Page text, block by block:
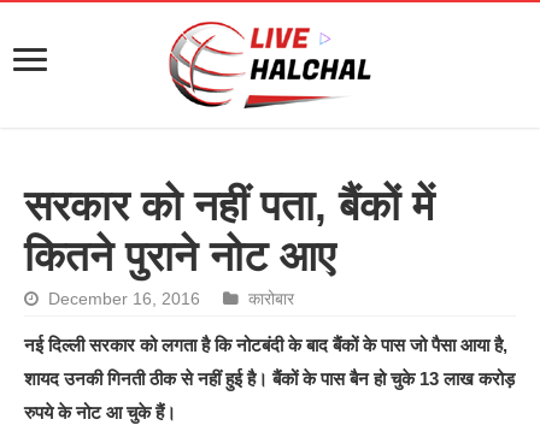
सरकार को नहीं पता, बैंकों में
कितने पुराने नोट आए
December 16, 2016 कारोबार
नई दिल्ली सरकार को लगता है कि नोटबंदी के बाद बैंकों के पास जो पैसा आया है,
शायद उनकी गिनती ठीक से नहीं हुई है। बैंकों के पास बैन हो चुके 13 लाख करोड़
रुपये के नोट आ चुके हैं।